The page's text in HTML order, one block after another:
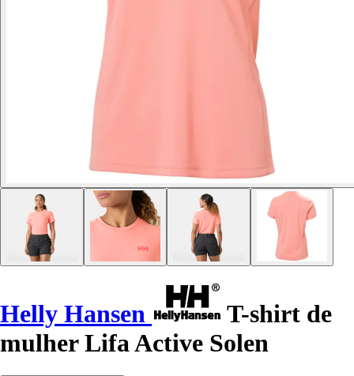
Helly Hansen
T-shirt de
mulher Lifa Active Solen